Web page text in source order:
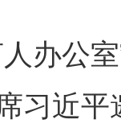
公室
习近